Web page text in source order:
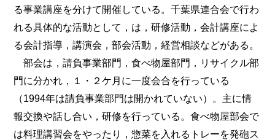
る事業講座を分けて開催している。千葉県連合会で行わ
れる具体的な活動として，は，研修活動，会計講座によ
る会計指導，講演会，部会活動，経営相談などがある。
部会は，請負事業部門，食べ物屋部門，リサイクル部
門に分かれ，１・２ケ月に一度会合を行っている
（1994年は請負事業部門は開かれていない）。主に情
報交換や話し合い，研修を行っている。食べ物屋部会で
は料理講習会をやったり，惣菜を入れるトレーを発砲ス